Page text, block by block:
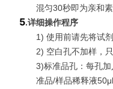
混匀30秒即为亲和
5.详细操作程序
1) 使用前请先将试
2) 空白孔不加样，
3)标准品孔：每孔
准品/样品稀释液